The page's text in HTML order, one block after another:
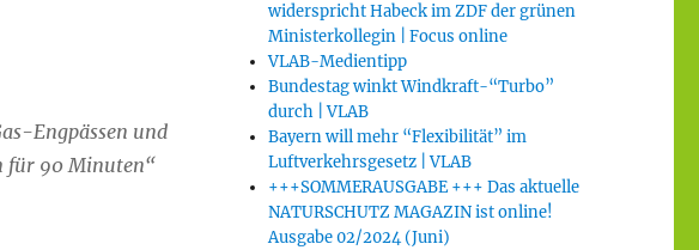
Engpässen und
für 90 Minuten“
widerspricht Habeck im ZDF der grünen
Ministerkollegin | Focus online
VLAB-Medientipp
Bundestag winkt Windkraft-“Turbo”
durch | VLAB
Bayern will mehr “Flexibilität” im
Luftverkehrsgesetz | VLAB
+++SOMMERAUSGABE +++ Das aktuelle
NATURSCHUTZ MAGAZIN ist online!
Ausgabe 02/2024 (Juni)